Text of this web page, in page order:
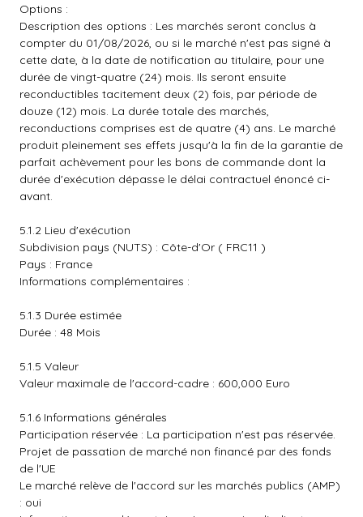
Options :
Description des options : Les marchés seront conclus à
compter du 01/08/2026, ou si le marché n'est pas signé à
cette date, à la date de notification au titulaire, pour une
durée de vingt-quatre (24) mois. Ils seront ensuite
reconductibles tacitement deux (2) fois, par période de
douze (12) mois. La durée totale des marchés,
reconductions comprises est de quatre (4) ans. Le marché
produit pleinement ses effets jusqu'à la fin de la garantie de
parfait achèvement pour les bons de commande dont la
durée d'exécution dépasse le délai contractuel énoncé ci-
avant.
5.1.2 Lieu d'exécution
Subdivision pays (NUTS) : Côte-d'Or ( FRC11 )
Pays : France
Informations complémentaires :
5.1.3 Durée estimée
Durée : 48 Mois
5.1.5 Valeur
Valeur maximale de l'accord-cadre : 600,000 Euro
5.1.6 Informations générales
Participation réservée : La participation n'est pas réservée.
Projet de passation de marché non financé par des fonds
de l'UE
Le marché relève de l'accord sur les marchés publics (AMP)
: oui